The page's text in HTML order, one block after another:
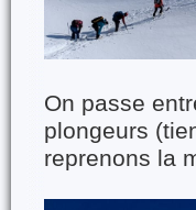
On passe
plongeurs
reprenons la